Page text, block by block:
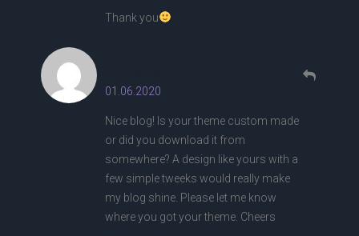
Thank you
01.06.2020
Nice blog! Is your theme custom made
or did you download it from
somewhere? A design like yours with a
few simple tweeks would really make
my blog shine. Please let me know
where you got your theme. Cheers